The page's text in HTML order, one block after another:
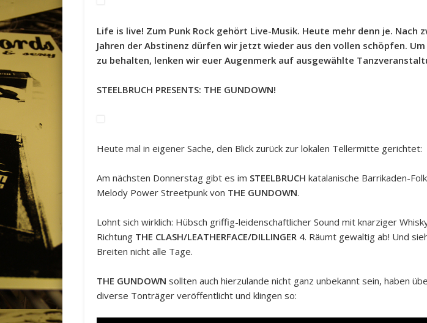
Life is live! Zum Punk Rock gehört Live-Musik. Heute mehr denn je. Nach
Jahren der Abstinenz dürfen wir jetzt wieder aus den vollen schöpfen.
zu behalten, lenken wir euer Augenmerk auf ausgewählte
STEELBRUCH PRESENTS: THE GUNDOWN!
Heute mal in eigener Sache, den Blick zurück zur lokalen Tellermitte gerichtet:
Am nächsten Donnerstag gibt es im STEELBRUCH katalanische Barrikaden-
Melody Power Streetpunk von THE GUNDOWN.
Lohnt sich wirklich: Hübsch griffig-leidenschaftlicher Sound mit knarziger
Richtung THE CLASH/LEATHERFACE/DILLINGER 4. Räumt gewaltig ab! Und
Breiten nicht alle Tage.
THE GUNDOWNsollten auch hierzulande nicht ganz unbekannt sein, haben
diverse Tonträger veröffentlicht und klingen so: